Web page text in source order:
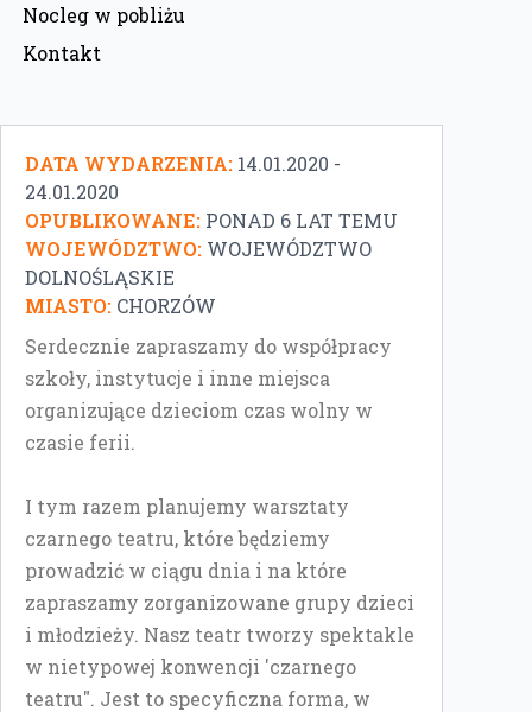
Nocleg w pobliżu
Kontakt
DATA WYDARZENIA: 14.01.2020 -
24.01.2020
OPUBLIKOWANE: PONAD 6 LAT TEMU
WOJEWÓDZTWO: WOJEWÓDZTWO
DOLNOŚLĄSKIE
MIASTO: CHORZÓW
Serdecznie zapraszamy do współpracy
szkoły, instytucje i inne miejsca
organizujące dzieciom czas wolny w
czasie ferii.
I tym razem planujemy warsztaty
czarnego teatru, które będziemy
prowadzić w ciągu dnia i na które
zapraszamy zorganizowane grupy dzieci
i młodzieży. Nasz teatr tworzy spektakle
w nietypowej konwencji 'czarnego
teatru". Jest to specyficzna forma, w